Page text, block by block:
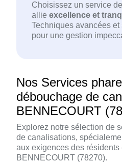
Choisissez un service
allie excellence et
Techniques avancées
pour une gestion
Nos Services
débouchage de
BENNECOURT
Explorez notre sélection de
de canalisations,
aux exigences des résidents
BENNECOURT (78270).